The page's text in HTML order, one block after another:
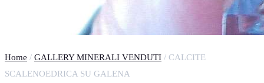
Home / GALLERY MINERALI VENDUTI / CALCITE
SCALENOEDRICA SU GALENA